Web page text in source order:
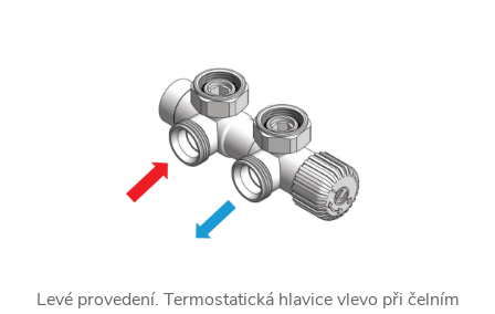
Levé provedení. Termostatická hlavice vlevo při čelním